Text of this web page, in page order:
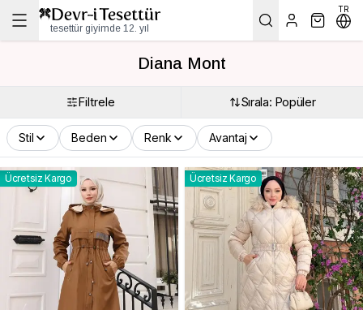
tesettür giyimde 12. yıl
TR
Diana Mont
Filtrele Sırala: Popüler
Stil Beden Renk Avantaj
Ücretsiz Kargo Ücretsiz Kargo